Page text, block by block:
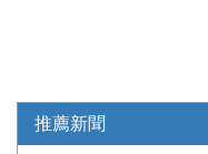
推薦新聞